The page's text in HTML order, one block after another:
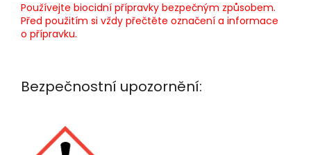
Používejte biocidní přípravky bezpečným způsobem.
Před použitím si vždy přečtěte označení a informace
o přípravku.
Bezpečnostní upozornění: